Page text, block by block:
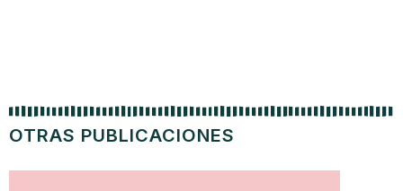
OTRAS PUBLICACIONES